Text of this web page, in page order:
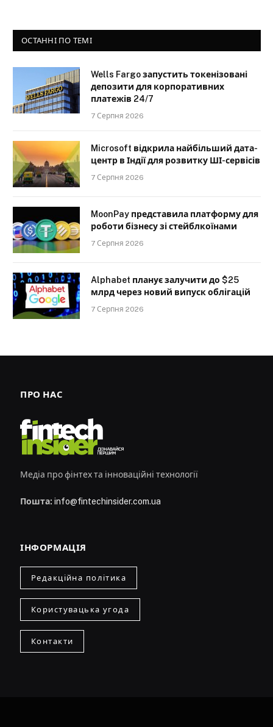
ОСТАННІ ПО ТЕМІ
Wells Fargo запустить токенізовані
депозити для корпоративних
платежів 24/7
7 Серпня 2026
Microsoft відкрила найбільший дата-
центр в Індії для розвитку ШІ-сервісів
7 Серпня 2026
MoonPay представила платформу для
роботи бізнесу зі стейблкоїнами
7 Серпня 2026
Alphabet планує залучити до $25
млрд через новий випуск облігацій
7 Серпня 2026
ПРО НАС
Медіа про фінтех та інноваційні технології
Пошта: info@fintechinsider.com.ua
ІНФОРМАЦІЯ
Редакційна політика
Користувацька угода
Контакти